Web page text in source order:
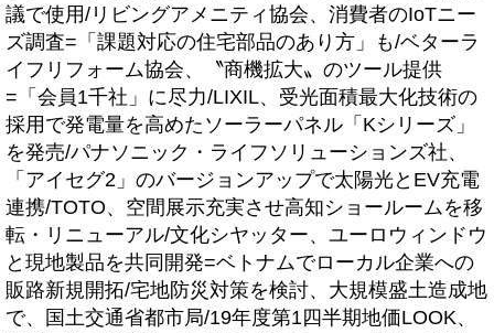
議で使用/リビングアメニティ協会、消費者のIoTニー
ズ調査=「課題対応の住宅部品のあり方」も/ベターラ
イフリフォーム協会、〝商機拡大〟のツール提供
=「会員1千社」に尽力/LIXIL、受光面積最大化技術の
採用で発電量を高めたソーラーパネル「Kシリーズ」
を発売/パナソニック・ライフソリューションズ社、
「アイセグ2」のバージョンアップで太陽光とEV充電
連携/TOTO、空間展示充実させ高知ショールームを移
転・リニューアル/文化シヤッター、ユーロウィンドウ
と現地製品を共同開発=ベトナムでローカル企業への
販路新規開拓/宅地防災対策を検討、大規模盛土造成地
で、国土交通省都市局/19年度第1四半期地価LOOK、